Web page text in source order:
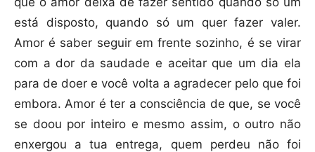
está disposto, quando só um quer fazer valer.
Amor é saber seguir em frente sozinho, é se virar
com a dor da saudade e aceitar que um dia ela
para de doer e você volta a agradecer pelo que foi
embora. Amor é ter a consciência de que, se você
se doou por inteiro e mesmo assim, o outro não
enxergou a tua entrega, quem perdeu não foi